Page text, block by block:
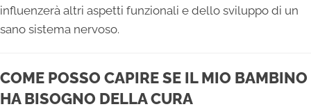
influenzerà altri aspetti funzionali e dello sviluppo di un
sano sistema nervoso.
COME POSSO CAPIRE SE IL MIO BAMBINO
HA BISOGNO DELLA CURA